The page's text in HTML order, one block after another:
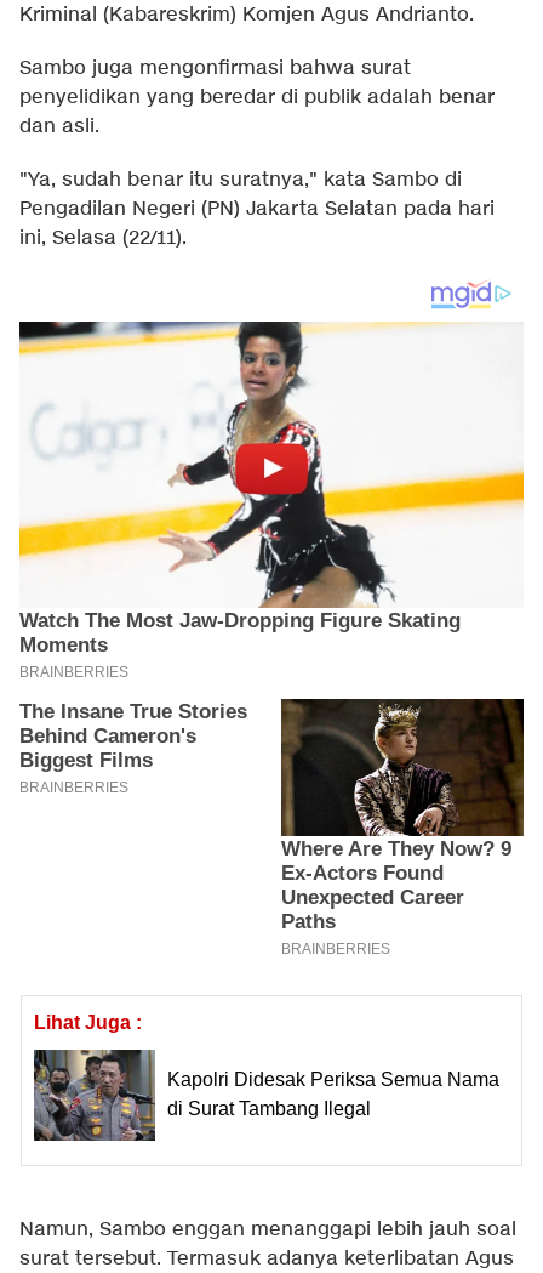
Kriminal (Kabareskrim) Komjen Agus Andrianto.
Sambo juga mengonfirmasi bahwa surat
penyelidikan yang beredar di publik adalah benar
dan asli.
"Ya, sudah benar itu suratnya," kata Sambo di
Pengadilan Negeri (PN) Jakarta Selatan pada hari
ini, Selasa (22/11).
Lihat Juga :
Kapolri Didesak Periksa Semua Nama
di Surat Tambang Ilegal
Namun, Sambo enggan menanggapi lebih jauh soal
surat tersebut. Termasuk adanya keterlibatan Agus